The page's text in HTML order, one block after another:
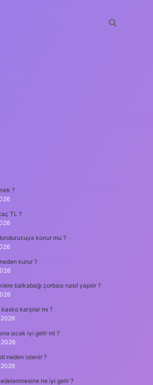
?
TL ?
konur mu ?
kurur ?
balkabağı çorbası nasıl yapılır ?
karşılar mı ?
sıcak iyi gelir mi ?
2026
neden istenir ?
ne iyi gelir ?
giriş adresi